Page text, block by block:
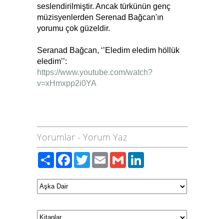
seslendirilmiştir. Ancak türkünün genç
müzisyenlerden Serenad Bağcan'ın
yorumu çok güzeldir.
Seranad Bağcan, ‘’Eledim eledim höllük
eledim’’:
https://www.youtube.com/watch?
v=xHmxpp2i0YA
Yorumlar - Yorum Yaz
PaylaşFacebook
TwitterEmailGmail